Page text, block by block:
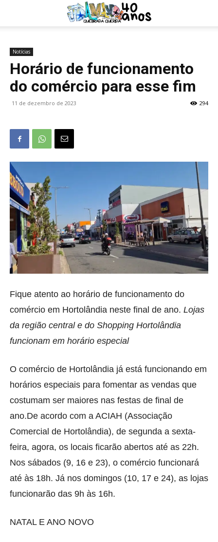
Notícias
Horário de funcionamento
do comércio para esse fim
11 de dezembro de 2023 294
Fique atento ao horário de funcionamento do
comércio em Hortolândia neste final de ano. Lojas
da região central e do Shopping Hortolândia
funcionam em horário especial
O comércio de Hortolândia já está funcionando em
horários especiais para fomentar as vendas que
costumam ser maiores nas festas de final de
ano.De acordo com a ACIAH (Associação
Comercial de Hortolândia), de segunda a sexta-
feira, agora, os locais ficarão abertos até as 22h.
Nos sábados (9, 16 e 23), o comércio funcionará
até às 18h. Já nos domingos (10, 17 e 24), as lojas
funcionarão das 9h às 16h.
NATAL E ANO NOVO